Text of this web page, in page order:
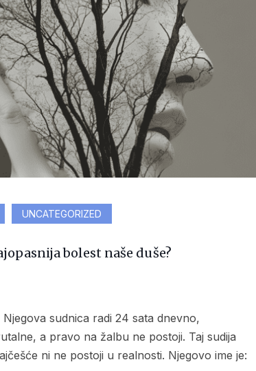
UNCATEGORIZED
bolest naše duše?
a pravo na žalbu ne postoji. Taj sudija
ni ne postoji u realnosti. Njegovo ime je: